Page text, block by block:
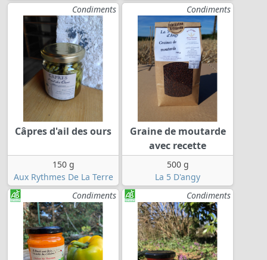
Condiments
Câpres d'ail des ours
150 g
Aux Rythmes De La Terre
Condiments
Graine de moutarde
avec recette
500 g
La 5 D'angy
Condiments
Condiments